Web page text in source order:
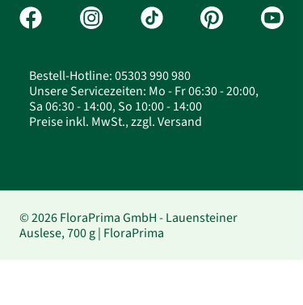
Bestell-Hotline: 05303 990 980
Unsere Servicezeiten: Mo - Fr 06:30 - 20:00,
Sa 06:30 - 14:00, So 10:00 - 14:00
Preise inkl. MwSt., zzgl. Versand
© 2026 FloraPrima GmbH - Lauensteiner
Auslese, 700 g | FloraPrima